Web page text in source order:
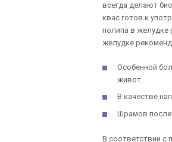
всегда делают
квас готов к
полипа в желудке
желудке
Особенной
живот.
В качестве
Шрамов после
В соответствии с